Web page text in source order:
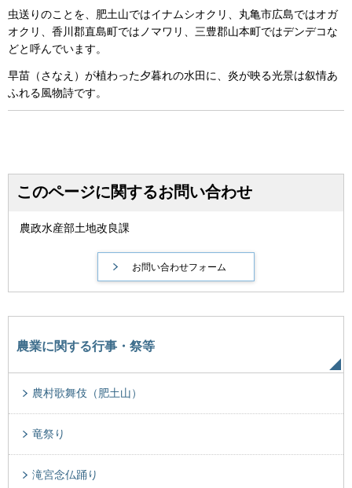
虫送りのことを、肥土山ではイナムシオクリ、丸亀市広島ではオガ
オクリ、香川郡直島町ではノマワリ、三豊郡山本町ではデンデコな
どと呼んでいます。
早苗（さなえ）が植わった夕暮れの水田に、炎が映る光景は叙情あ
ふれる風物詩です。
このページに関するお問い合わせ
農政水産部土地改良課
農業に関する行事・祭等
農村歌舞伎（肥土山）
竜祭り
滝宮念仏踊り